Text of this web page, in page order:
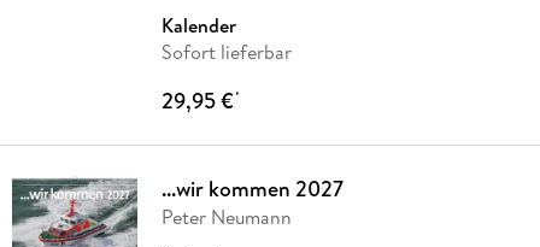
Kalender
Sofort lieferbar
29,95 €*
...wir kommen 2027
Peter Neumann